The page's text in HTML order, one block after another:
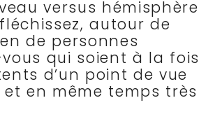
versus hémisphère
autour de
de personnes
qui soient à la fois
d’un point de vue
en même temps très